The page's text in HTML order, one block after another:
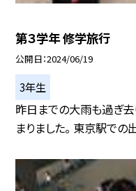
第３学年 修学旅行
公開日 2024/06/19
3年生
昨日までの大雨も過ぎ去
まりました。 東京駅での